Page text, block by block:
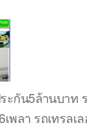
กัน5ล้านบาท
พลา รถเทรลเ